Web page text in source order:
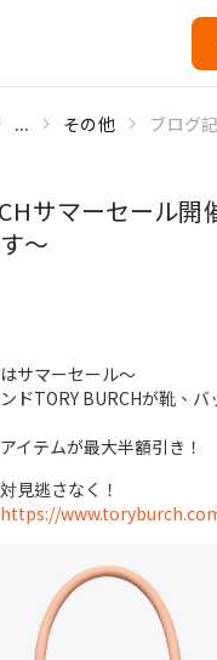
... その他 ブログ
サマーセール開
～
サマーセール～
ドTORY BURCHが靴、
イテムが最大半額引き！
見逃さなく！
https://